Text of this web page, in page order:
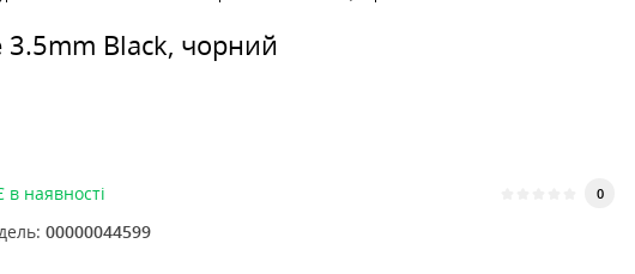
3.5mm Black, чорний
наявності 0
00000044599